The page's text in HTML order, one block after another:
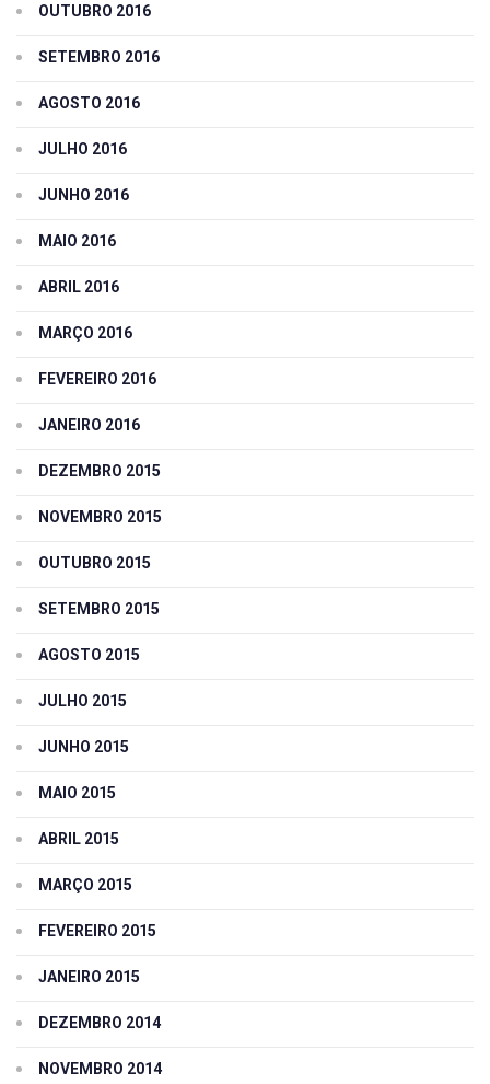
OUTUBRO 2016
SETEMBRO 2016
AGOSTO 2016
JULHO 2016
JUNHO 2016
MAIO 2016
ABRIL 2016
MARÇO 2016
FEVEREIRO 2016
JANEIRO 2016
DEZEMBRO 2015
NOVEMBRO 2015
OUTUBRO 2015
SETEMBRO 2015
AGOSTO 2015
JULHO 2015
JUNHO 2015
MAIO 2015
ABRIL 2015
MARÇO 2015
FEVEREIRO 2015
JANEIRO 2015
DEZEMBRO 2014
NOVEMBRO 2014